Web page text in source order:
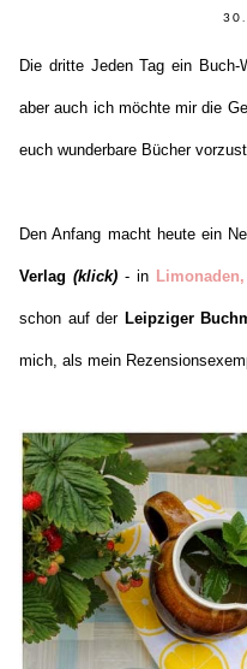
Die dritte Jeden Tag ein
aber auch ich möchte mir die
euch wunderbare Bücher
Den Anfang macht heute ein
Verlag(klick) - in
schon auf der Leipziger
mich, als mein